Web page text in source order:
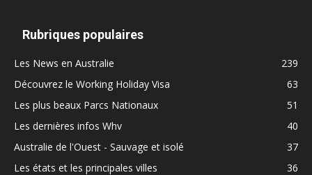
Rubriques populaires
Les News en Australie
239
Découvrez le Working Holiday Visa
63
Les plus beaux Parcs Nationaux
51
Les dernières infos Whv
40
Australie de l'Ouest - Sauvage et isolé
37
Les états et les principales villes
36